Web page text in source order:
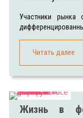
Участники рынка
Читать далее
Жизнь в